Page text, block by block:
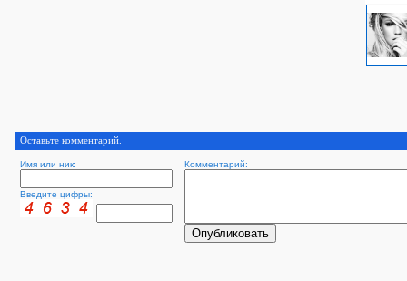
Оставьте комментарий.
Имя или ник: Комментарий:
Введите цифры: